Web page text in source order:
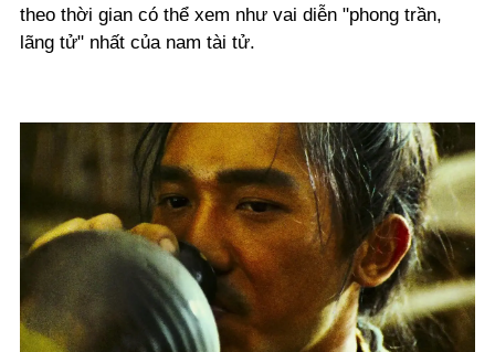
theo thời gian có thể xem như vai diễn "phong trần,
lãng tử" nhất của nam tài tử.